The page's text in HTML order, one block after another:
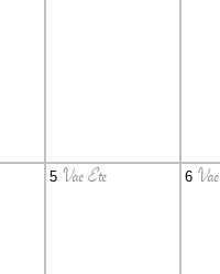
5 Vac Eté 6